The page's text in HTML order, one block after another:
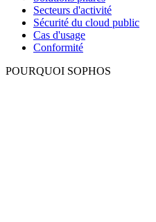
Secteurs d'activité
Sécurité du cloud public
Cas d'usage
Conformité
POURQUOI SOPHOS